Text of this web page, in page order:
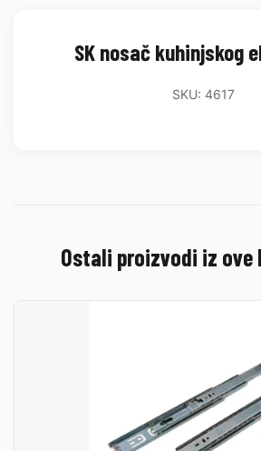
SK nosač kuhinjskog
SKU: 4617
Ostali proizvodi iz